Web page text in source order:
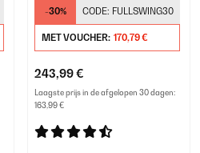
-30% CODE: FULLSWING30
MET VOUCHER: 170,79 €
243,99 €
Laagste prijs in de afgelopen 30 dagen:
163,99 €